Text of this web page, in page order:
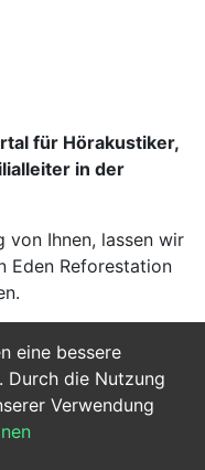
eine bessere
Durch die Nutzung
Verwendung
für Hörakustiker,
in der
von Ihnen, lassen wir
Eden Reforestation